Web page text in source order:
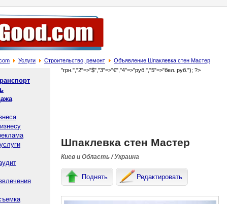
Услуги Строительство, ремонт Объявление Шпаклевка стен Мастер
"грн.","2"=>"$","3"=>"€","4"=>"руб.","5"=>"бел. руб."); ?>
Шпаклевка стен Мастер
Киев и Область / Украина
Поднять Редактировать